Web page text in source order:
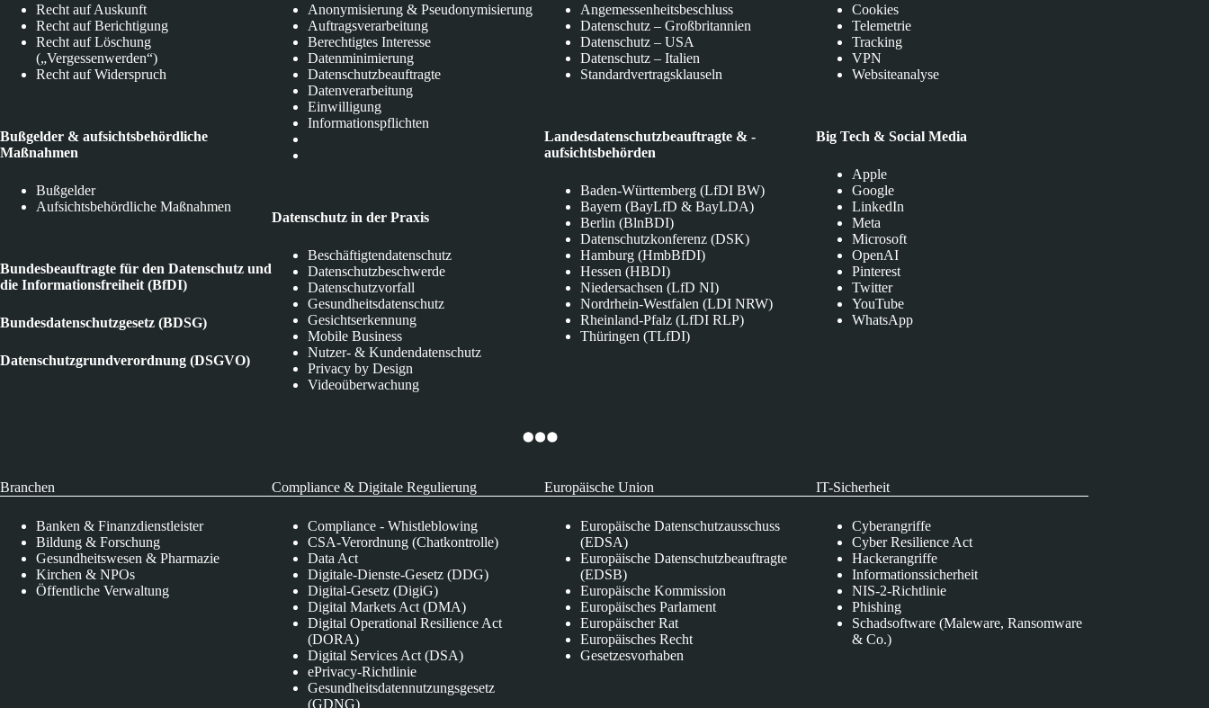
Recht auf Auskunft
Recht auf Berichtigung
Recht auf Löschung
(„Vergessenwerden“)
Recht auf Widerspruch
Bußgelder & aufsichtsbehördliche
Maßnahmen
Bußgelder
Aufsichtsbehördliche Maßnahmen
Bundesbeauftragte für den Datenschutz und
die Informationsfreiheit (BfDI)
Bundesdatenschutzgesetz (BDSG)
Datenschutzgrundverordnung (DSGVO)
Anonymisierung & Pseudonymisierung
Auftragsverarbeitung
Berechtigtes Interesse
Datenminimierung
Datenschutzbeauftragte
Datenverarbeitung
Einwilligung
Informationspflichten
Datenschutz in der Praxis
Beschäftigtendatenschutz
Datenschutzbeschwerde
Datenschutzvorfall
Gesundheitsdatenschutz
Gesichtserkennung
Mobile Business
Nutzer- & Kundendatenschutz
Privacy by Design
Videoüberwachung
Angemessenheitsbeschluss
Datenschutz – Großbritannien
Datenschutz – USA
Datenschutz – Italien
Standardvertragsklauseln
Landesdatenschutzbeauftragte & -
aufsichtsbehörden
Baden-Württemberg (LfDI BW)
Bayern (BayLfD & BayLDA)
Berlin (BlnBDI)
Datenschutzkonferenz (DSK)
Hamburg (HmbBfDI)
Hessen (HBDI)
Niedersachsen (LfD NI)
Nordrhein-Westfalen (LDI NRW)
Rheinland-Pfalz (LfDI RLP)
Thüringen (TLfDI)
Cookies
Telemetrie
Tracking
VPN
Websiteanalyse
Big Tech & Social Media
Apple
Google
LinkedIn
Meta
Microsoft
OpenAI
Pinterest
Twitter
YouTube
WhatsApp
Branchen
Banken & Finanzdienstleister
Bildung & Forschung
Gesundheitswesen & Pharmazie
Kirchen & NPOs
Öffentliche Verwaltung
Compliance & Digitale Regulierung
Compliance - Whistleblowing
CSA-Verordnung (Chatkontrolle)
Data Act
Digitale-Dienste-Gesetz (DDG)
Digital-Gesetz (DigiG)
Digital Markets Act (DMA)
Digital Operational Resilience Act
(DORA)
Digital Services Act (DSA)
ePrivacy-Richtlinie
Gesundheitsdatennutzungsgesetz
(GDNG)
Europäische Union
Europäische Datenschutzausschuss
(EDSA)
Europäische Datenschutzbeauftragte
(EDSB)
Europäische Kommission
Europäisches Parlament
Europäischer Rat
Europäisches Recht
Gesetzesvorhaben
IT-Sicherheit
Cyberangriffe
Cyber Resilience Act
Hackerangriffe
Informationssicherheit
NIS-2-Richtlinie
Phishing
Schadsoftware (Maleware, Ransomware
& Co.)